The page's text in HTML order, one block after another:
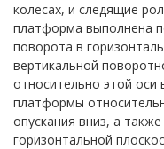
колесах, и следящие
платформа выполнена
поворота в
вертикальной
относительно этой оси
платформы
опускания вниз, а
горизонтальной